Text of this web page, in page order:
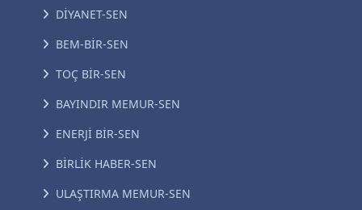
DİYANET-SEN
BEM-BİR-SEN
TOÇ BİR-SEN
BAYINDIR MEMUR-SEN
ENERJİ BİR-SEN
BİRLİK HABER-SEN
ULAŞTIRMA MEMUR-SEN